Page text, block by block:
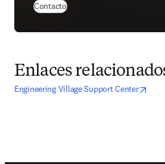
Contacto
Enlaces
Engineering Village Support Centerse
opens in new tab/window